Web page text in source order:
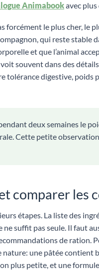
Animabookavec
forcément le plus cher, le
qui reste stable
et que l’animal
souvent dans des
tolérance digestive,
deux semaines le
Cette petite
comparer les
étapes. La liste des
ne suffit pas seule. Il faut
de ration.
une pâtée contient
plus petite, et une